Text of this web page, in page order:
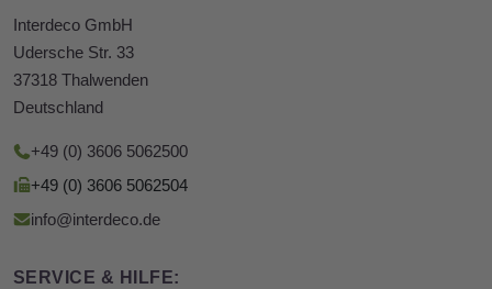
Interdeco GmbH
Udersche Str. 33
37318 Thalwenden
Deutschland
+49 (0) 3606 5062500
+49 (0) 3606 5062504
info@interdeco.de
SERVICE & HILFE: